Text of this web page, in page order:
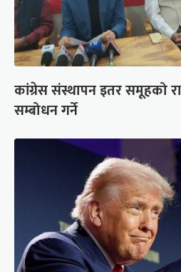
कांग्रेस संस्थापन इतर समूहको
सम्बोधन गर्ने